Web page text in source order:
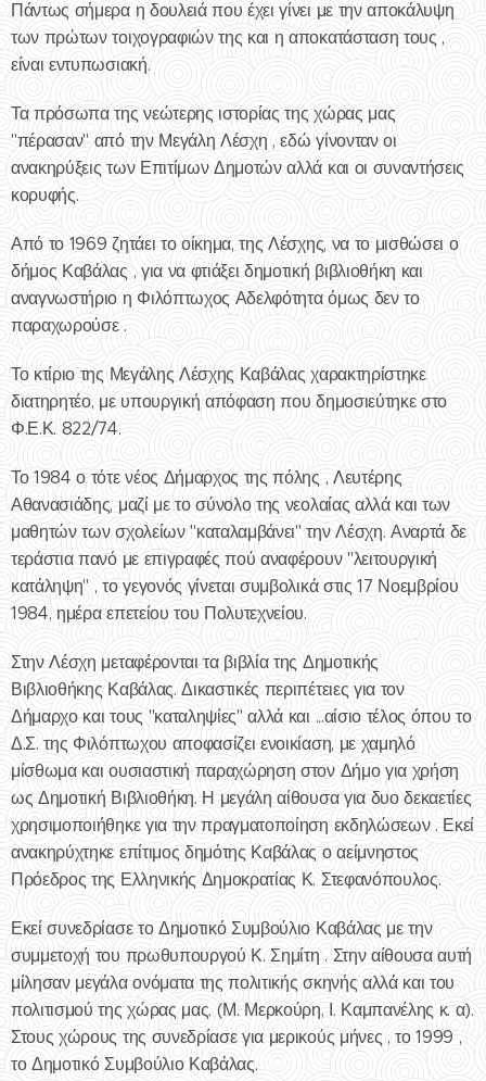
Πάντως σήμερα η δουλειά που έχει γίνει με την αποκάλυψη
των πρώτων τοιχογραφιών της και η αποκατάσταση τους ,
είναι εντυπωσιακή.
Τα πρόσωπα της νεώτερης ιστορίας της χώρας μας
"πέρασαν" από την Μεγάλη Λέσχη , εδώ γίνονταν οι
ανακηρύξεις των Επιτίμων Δημοτών αλλά και οι συναντήσεις
κορυφής.
Από το 1969 ζητάει το οίκημα, της Λέσχης, να το μισθώσει ο
δήμος Καβάλας , για να φτιάξει δημοτική βιβλιοθήκη και
αναγνωστήριο η Φιλόπτωχος Αδελφότητα όμως δεν το
παραχωρούσε .
Το κτίριο της Μεγάλης Λέσχης Καβάλας χαρακτηρίστηκε
διατηρητέο, με υπουργική απόφαση που δημοσιεύτηκε στο
Φ.Ε.Κ. 822/74.
Το 1984 ο τότε νέος Δήμαρχος της πόλης , Λευτέρης
Αθανασιάδης, μαζί με το σύνολο της νεολαίας αλλά και των
μαθητών των σχολείων "καταλαμβάνει" την Λέσχη. Αναρτά δε
τεράστια πανό με επιγραφές πού αναφέρουν "λειτουργική
κατάληψη" , το γεγονός γίνεται συμβολικά στις 17 Νοεμβρίου
1984, ημέρα επετείου του Πολυτεχνείου.
Στην Λέσχη μεταφέρονται τα βιβλία της Δημοτικής
Βιβλιοθήκης Καβάλας. Δικαστικές περιπέτειες για τον
Δήμαρχο και τους "καταληψίες" αλλά και ...αίσιο τέλος όπου το
Δ.Σ. της Φιλόπτωχου αποφασίζει ενοικίαση, με χαμηλό
μίσθωμα και ουσιαστική παραχώρηση στον Δήμο για χρήση
ως Δημοτική Βιβλιοθήκη. Η μεγάλη αίθουσα για δυο δεκαετίες
χρησιμοποιήθηκε για την πραγματοποίηση εκδηλώσεων . Εκεί
ανακηρύχτηκε επίτιμος δημότης Καβάλας ο αείμνηστος
Πρόεδρος της Ελληνικής Δημοκρατίας Κ. Στεφανόπουλος.
Εκεί συνεδρίασε το Δημοτικό Συμβούλιο Καβάλας με την
συμμετοχή του πρωθυπουργού Κ. Σημίτη . Στην αίθουσα αυτή
μίλησαν μεγάλα ονόματα της πολιτικής σκηνής αλλά και του
πολιτισμού της χώρας μας. (Μ. Μερκούρη, Ι. Καμπανέλης κ. α).
Στους χώρους της συνεδρίασε για μερικούς μήνες , το 1999 ,
το Δημοτικό Συμβούλιο Καβάλας.